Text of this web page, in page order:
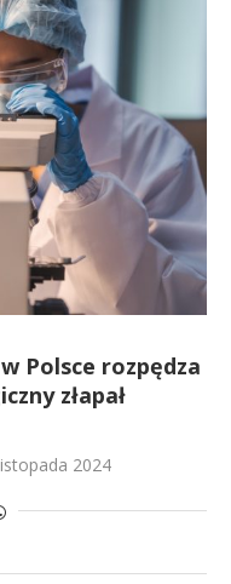
Polsce rozpędza
złapał
2024